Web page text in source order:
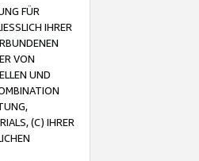
FÜR
IHRER
VON
UND
(C) IHRER